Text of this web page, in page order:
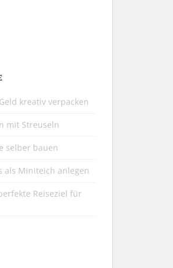
kreativ verpacken
mit Streuseln
selber bauen
als Miniteich anlegen
Reiseziel für